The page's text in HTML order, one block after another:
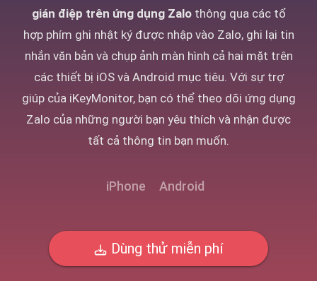
gián điệp trên ứng dụng Zalothông qua các tổ
hợp phím ghi nhật ký được nhập vào Zalo, ghi lại tin
nhắn văn bản và chụp ảnh màn hình cả hai mặt trên
các thiết bị iOS và Android mục tiêu. Với sự trợ
giúp của iKeyMonitor, bạn có thể theo dõi ứng dụng
Zalo của những người bạn yêu thích và nhận được
tất cả thông tin bạn muốn.
iPhone Android
Dùng thử miễn phí